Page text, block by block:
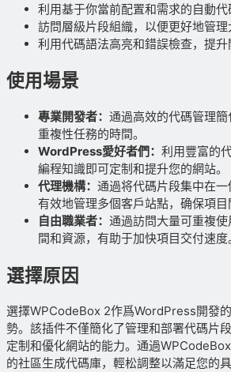
利用基于你當前配置和需求的自動代
訪問層級片段組織，以便更好地管理
利用代碼語法高亮和錯誤檢查，提升
使用場景
專業開發者： 通過高效的代碼管理
重複性任務的時間。
WordPress愛好者們： 利用豐富的
編程知識即可定制和提升您的網站。
代理機構： 通過将代碼片段集中在
有效地管理多個客戶站點，确保項目
自由職業者： 通過訪問大量可重複
間和資源，有助于加快項目交付速度
選擇原因
選擇WPCodeBox 2作爲WordPress開發
勢。該插件不僅簡化了管理和部署代碼片
定制和優化網站的能力。通過
的社區生成代碼庫，輕松調整以滿足您的